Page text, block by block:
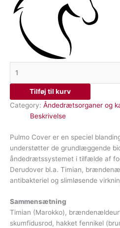
Tilføj til kurv
Category: Åndedrætsorganer og
Beskrivelse
Pulmo Cover er en speciel
understøtter de grundlæggende
åndedrætssystemet i tilfælde af
Derudover bl.a. Timian,
antibakteriel og slimløsende
Sammensætning
Timian (Marokko),
skumfidusrod, hakket fennikel